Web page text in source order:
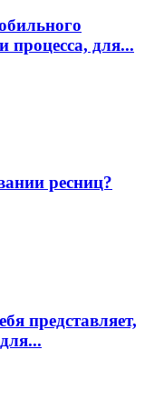
процесса, для...
ресниц?
представляет,